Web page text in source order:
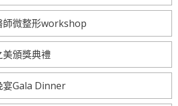
師微整形workshop
美頒獎典禮
宴Gala Dinner